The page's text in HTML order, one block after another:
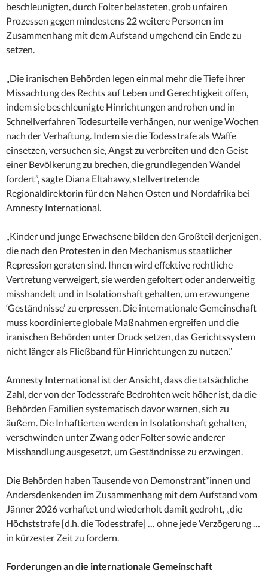
beschleunigten, durch Folter belasteten, grob unfairen
Prozessen gegen mindestens 22 weitere Personen im
Zusammenhang mit dem Aufstand umgehend ein Ende zu
setzen.
„Die iranischen Behörden legen einmal mehr die Tiefe ihrer
Missachtung des Rechts auf Leben und Gerechtigkeit offen,
indem sie beschleunigte Hinrichtungen androhen und in
Schnellverfahren Todesurteile verhängen, nur wenige Wochen
nach der Verhaftung. Indem sie die Todesstrafe als Waffe
einsetzen, versuchen sie, Angst zu verbreiten und den Geist
einer Bevölkerung zu brechen, die grundlegenden Wandel
fordert”, sagte Diana Eltahawy, stellvertretende
Regionaldirektorin für den Nahen Osten und Nordafrika bei
Amnesty International.
„Kinder und junge Erwachsene bilden den Großteil derjenigen,
die nach den Protesten in den Mechanismus staatlicher
Repression geraten sind. Ihnen wird effektive rechtliche
Vertretung verweigert, sie werden gefoltert oder anderweitig
misshandelt und in Isolationshaft gehalten, um erzwungene
‘Geständnisse’ zu erpressen. Die internationale Gemeinschaft
muss koordinierte globale Maßnahmen ergreifen und die
iranischen Behörden unter Druck setzen, das Gerichtssystem
nicht länger als Fließband für Hinrichtungen zu nutzen.“
Amnesty International ist der Ansicht, dass die tatsächliche
Zahl, der von der Todesstrafe Bedrohten weit höher ist, da die
Behörden Familien systematisch davor warnen, sich zu
äußern. Die Inhaftierten werden in Isolationshaft gehalten,
verschwinden unter Zwang oder Folter sowie anderer
Misshandlung ausgesetzt, um Geständnisse zu erzwingen.
Die Behörden haben Tausende von Demonstrant*innen und
Andersdenkenden im Zusammenhang mit dem Aufstand vom
Jänner 2026 verhaftet und wiederholt damit gedroht, „die
Höchststrafe [d.h. die Todesstrafe] … ohne jede Verzögerung …
in kürzester Zeit zu fordern.
Forderungen an die internationale Gemeinschaft